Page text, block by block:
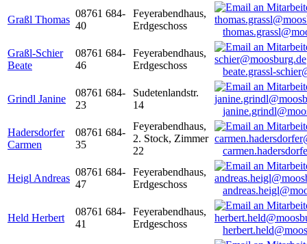
Graßl Thomas
08761 684-
40
Feyerabendhaus,
Erdgeschoss
Graßl-Schier
Beate
08761 684-
46
Feyerabendhaus,
Erdgeschoss
beate.grassl-
Grindl Janine
08761 684-
23
Sudetenlandstr.
14
Hadersdorfer
Carmen
08761 684-
35
Feyerabendhaus,
2. Stock, Zimmer
22
Heigl Andreas
08761 684-
47
Feyerabendhaus,
Erdgeschoss
Held Herbert
08761 684-
41
Feyerabendhaus,
Erdgeschoss